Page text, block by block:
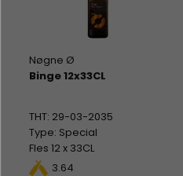
Nøgne Ø
Binge 12x33CL
THT: 29-03-2035
Type: Special
Fles 12 x 33CL
Alc %: 14,00
3.64